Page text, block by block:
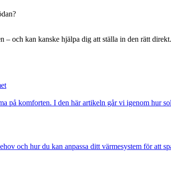
– och kan kanske hjälpa dig att ställa in den rätt direkt.
på komforten. I den här artikeln går vi igenom hur
och hur du kan anpassa ditt värmesystem för att